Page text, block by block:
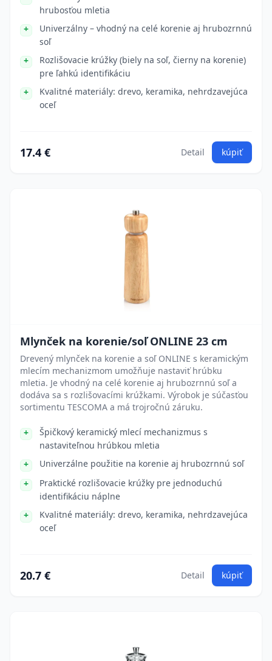
hrubosťou mletia
Univerzálny – vhodný na celé korenie aj hrubozrnnú
soľ
Rozlišovacie krúžky (biely na soľ, čierny na korenie)
pre ľahkú identifikáciu
Kvalitné materiály: drevo, keramika, nehrdzavejúca
oceľ
17.4 € Detail kúpiť
Mlynček na korenie/soľ ONLINE 23 cm
Drevený mlynček na korenie a soľ ONLINE s keramickým
mlecím mechanizmom umožňuje nastaviť hrúbku
mletia. Je vhodný na celé korenie aj hrubozrnnú soľ a
dodáva sa s rozlišovacími krúžkami. Výrobok je súčasťou
sortimentu TESCOMA a má trojročnú záruku.
Špičkový keramický mlecí mechanizmus s
nastaviteľnou hrúbkou mletia
Univerzálne použitie na korenie aj hrubozrnnú soľ
Praktické rozlišovacie krúžky pre jednoduchú
identifikáciu náplne
Kvalitné materiály: drevo, keramika, nehrdzavejúca
oceľ
20.7 € Detail kúpiť